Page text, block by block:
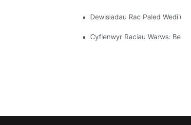
Gyfer Rheoli Warws EffeithlonDewisiadau Rac Paled Wedi'u
Ar Gyfer Pob Diwydiant Cyflenwyr Raciau Warws: Beth I